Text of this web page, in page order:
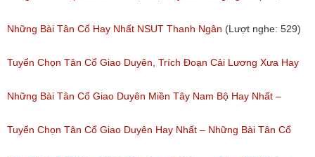
nghe: 276)
Những Bài Tân Cổ Hay Nhất NSUT Thanh Ngân (Lượt nghe: 529)
Tuyển Chọn Tân Cổ Giao Duyên, Trích Đoạn Cải Lương Xưa Hay
Nhất Được Nghe Nhiều Nhất Trước 1975
(Lượt nghe: 472)
Những Bài Tân Cổ Giao Duyên Miền Tây Nam Bộ Hay Nhất –
Tuyển Tập Tân Cổ Cải Lương Đặc Sắc
Tuyển Chọn Tân Cổ Giao Duyên Hay Nhất – Những Bài Tân Cổ